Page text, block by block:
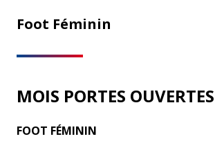
Foot Féminin
MOIS PORTES OUVERTES
FOOT FÉMININ